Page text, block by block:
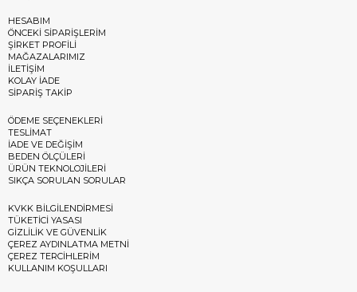
HESABIM
ÖNCEKİ SİPARİŞLERİM
ŞİRKET PROFİLİ
MAĞAZALARIMIZ
İLETİŞİM
KOLAY İADE
SİPARİŞ TAKİP
ÖDEME SEÇENEKLERİ
TESLİMAT
İADE VE DEĞİŞİM
BEDEN ÖLÇÜLERİ
ÜRÜN TEKNOLOJİLERİ
SIKÇA SORULAN SORULAR
KVKK BİLGİLENDİRMESİ
TÜKETİCİ YASASI
GİZLİLİK VE GÜVENLİK
ÇEREZ AYDINLATMA METNİ
ÇEREZ TERCİHLERİM
KULLANIM KOŞULLARI